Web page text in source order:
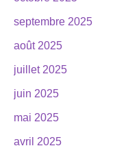
septembre 2025
août 2025
juillet 2025
juin 2025
mai 2025
avril 2025